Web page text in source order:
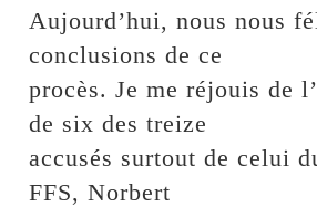
Aujourd’hui, nous nous
conclusions de ce
procès. Je me réjouis de
de six des treize
accusés surtout de celui
FFS, Norbert